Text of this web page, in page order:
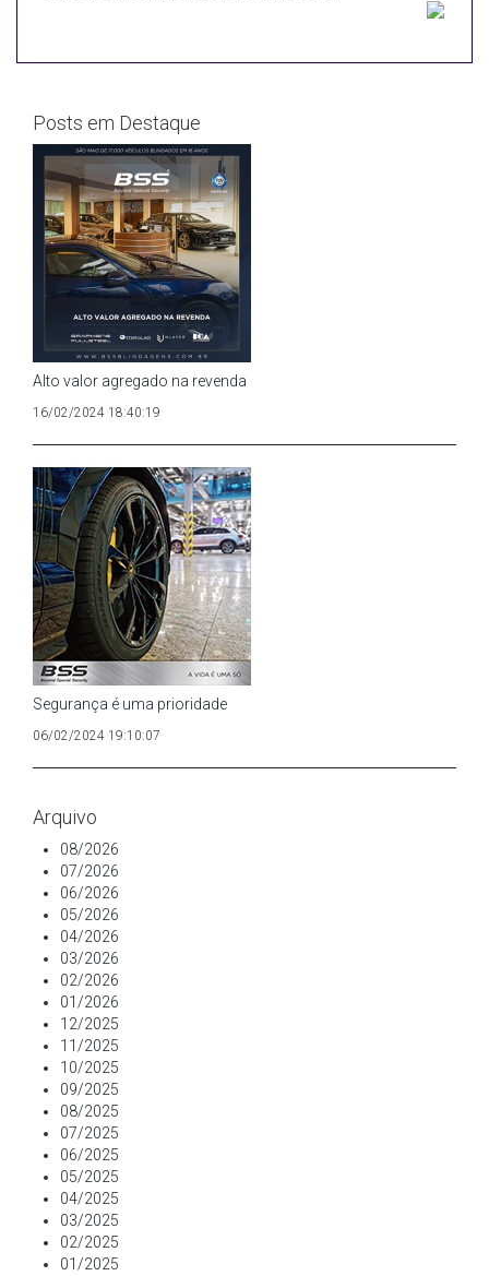
Posts em Destaque
Alto valor agregado na revenda
16/02/2024 18:40:19
Segurança é uma prioridade
06/02/2024 19:10:07
Arquivo
08/2026
07/2026
06/2026
05/2026
04/2026
03/2026
02/2026
01/2026
12/2025
11/2025
10/2025
09/2025
08/2025
07/2025
06/2025
05/2025
04/2025
03/2025
02/2025
01/2025